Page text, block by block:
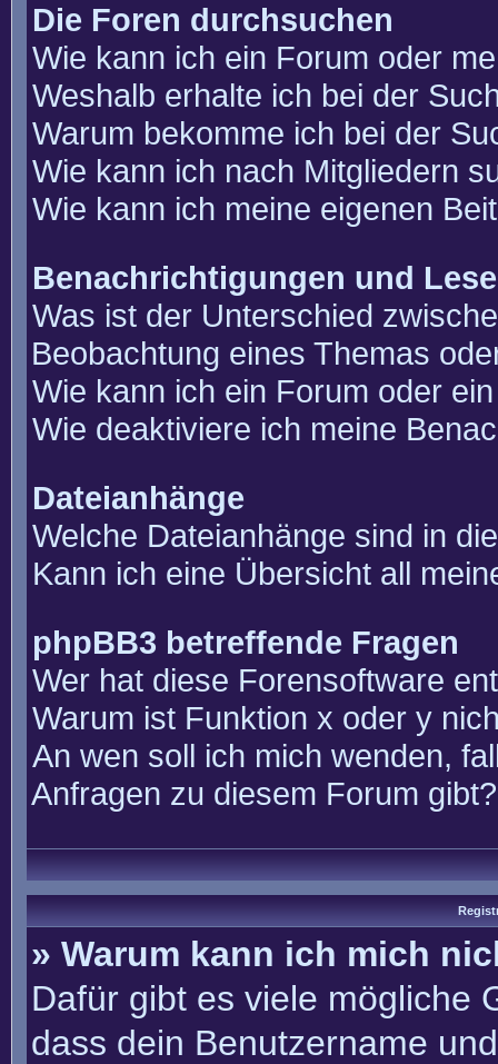
Die Foren durchsuchen
Wie kann ich ein Forum oder
Weshalb erhalte ich bei der
Warum bekomme ich bei der
Wie kann ich nach Mitgliedern
Wie kann ich meine eigenen
Benachrichtigungen und
Was ist der Unterschied
Beobachtung eines Themas
Wie kann ich ein Forum oder
Wie deaktiviere ich meine
Dateianhänge
Welche Dateianhänge sind in
Kann ich eine Übersicht all
phpBB3 betreffende Fragen
Wer hat diese Forensoftware
Warum ist Funktion x oder y
An wen soll ich mich wenden,
Anfragen zu diesem Forum gibt?
» Warum kann ich mich
Dafür gibt es viele mögliche
dass dein Benutzername